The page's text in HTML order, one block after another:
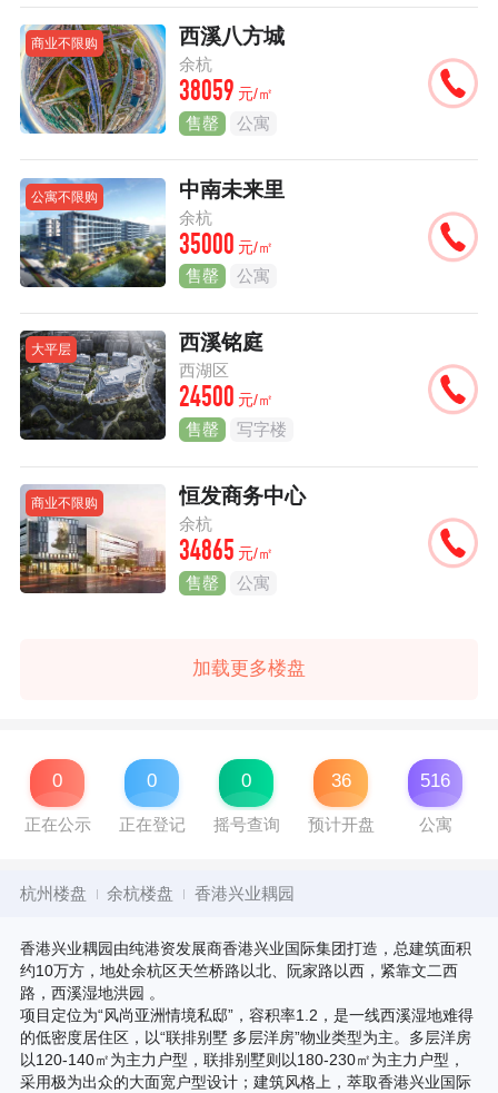
商业不限购 西溪八方城
余杭
38059 元/㎡
售罄 公寓
公寓不限购 中南未来里
余杭
35000 元/㎡
售罄 公寓
大平层 西溪铭庭
西湖区
24500 元/㎡
售罄 写字楼
商业不限购 恒发商务中心
余杭
34865 元/㎡
售罄 公寓
加载更多楼盘
0
正在公示
0
正在登记
0
摇号查询
36
预计开盘
516
公寓
杭州楼盘 余杭楼盘 香港兴业耦园
香港兴业耦园由纯港资发展商香港兴业国际集团打造，总建筑面积
约10万方，地处余杭区天竺桥路以北、阮家路以西，紧靠文二西
路，西溪湿地洪园 。
项目定位为“风尚亚洲情境私邸”，容积率1.2，是一线西溪湿地难得
的低密度居住区，以“联排别墅 多层洋房”物业类型为主。多层洋房
以120-140㎡为主力户型，联排别墅则以180-230㎡为主力户型，
采用极为出众的大面宽户型设计；建筑风格上，萃取香港兴业国际